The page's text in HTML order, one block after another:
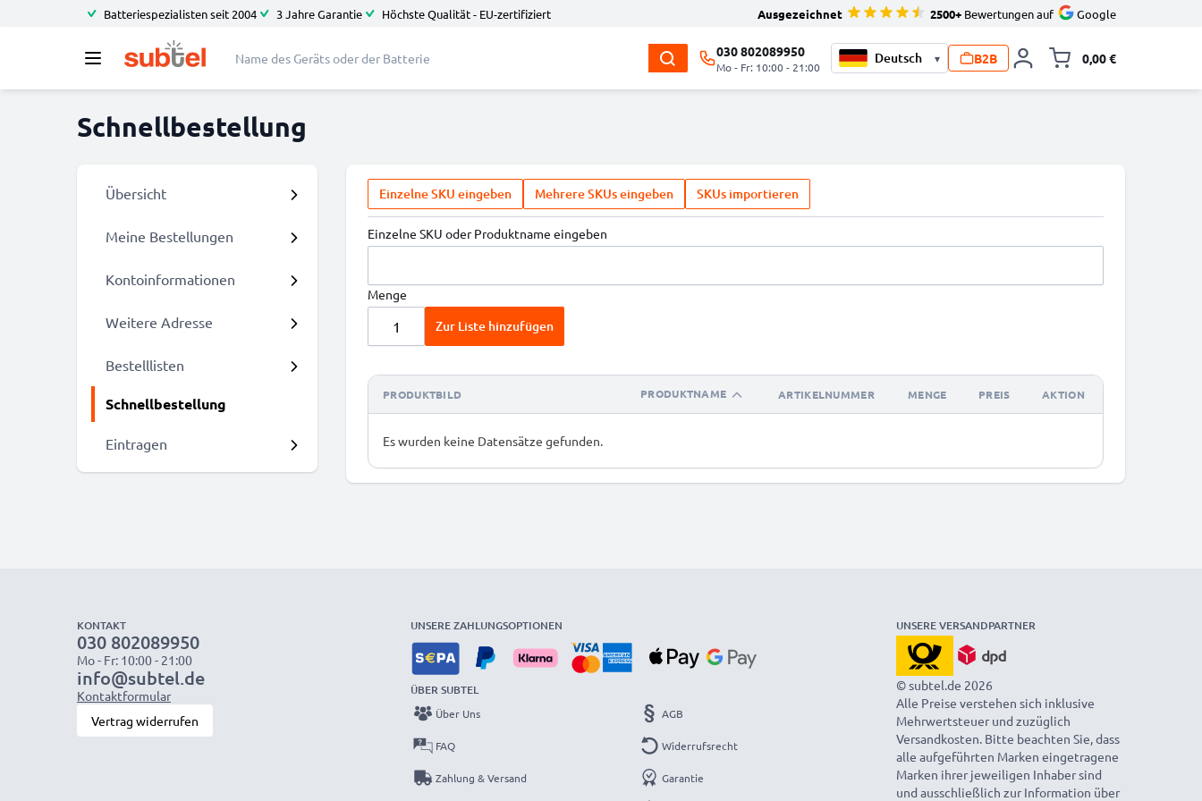
Batteriespezialisten seit 2004 3 Jahre Garantie Höchste Qualität - EU-zertifiziert Ausgezeichnet 2500+ Bewertungen auf Google
030 802089950
Mo - Fr: 10:00 - 21:00
▾ B2B 0,00 €
Schnellbestellung
Übersicht
Meine Bestellungen
Kontoinformationen
Weitere Adresse
Bestelllisten
Schnellbestellung
Eintragen
Einzelne SKU eingeben Mehrere SKUs eingeben SKUs importieren
Einzelne SKU oder Produktname eingeben
Menge
Zur Liste hinzufügen
PRODUKTBILD PRODUKTNAME ARTIKELNUMMER MENGE PREIS AKTION
Es wurden keine Datensätze gefunden.
KONTAKT
030 802089950
Mo - Fr: 10:00 - 21:00
info@subtel.de
Kontaktformular
Vertrag widerrufen
UNSERE ZAHLUNGSOPTIONEN
ÜBER SUBTEL
Über Uns
FAQ
Zahlung & Versand
AGB
Widerrufsrecht
Garantie
UNSERE VERSANDPARTNER
© subtel.de 2026
Alle Preise verstehen sich inklusive
Mehrwertsteuer und zuzüglich
Versandkosten. Bitte beachten Sie, dass
alle aufgeführten Marken eingetragene
Marken ihrer jeweiligen Inhaber sind
und ausschließlich zur Information über